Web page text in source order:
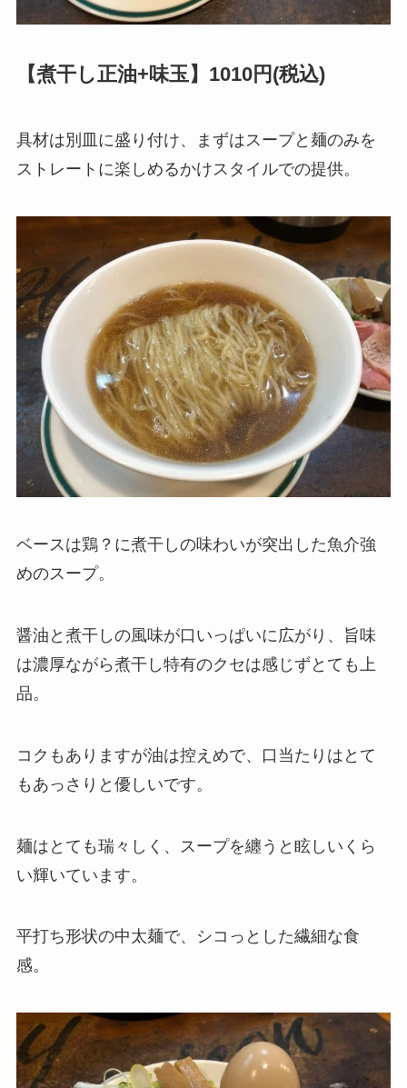
【煮干し正油+味玉】1010円(税込)
具材は別皿に盛り付け、まずはスープと麺のみを
ストレートに楽しめるかけスタイルでの提供。
ベースは鶏？に煮干しの味わいが突出した魚介強
めのスープ。
醤油と煮干しの風味が口いっぱいに広がり、旨味
は濃厚ながら煮干し特有のクセは感じずとても上
品。
コクもありますが油は控えめで、口当たりはとて
もあっさりと優しいです。
麺はとても瑞々しく、スープを纏うと眩しいくら
い輝いています。
平打ち形状の中太麺で、シコっとした繊細な食
感。